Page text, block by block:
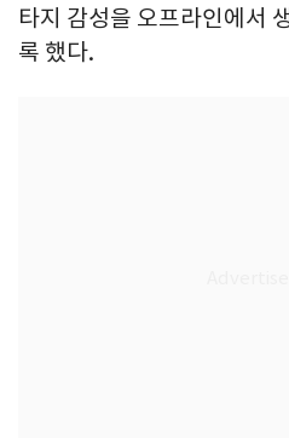
타지 감성을 오프라인에서
록 했다.